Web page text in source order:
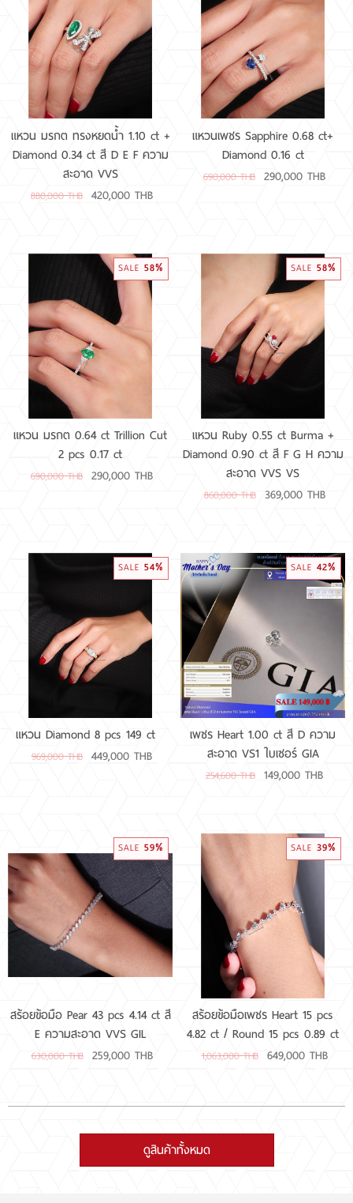
แหวน มรกต ทรงหยดน้ำ 1.10 ct +
Diamond 0.34 ct สี D E F ความ
สะอาด VVS
880,000 THB 420,000 THB
แหวนเพชร Sapphire 0.68 ct+
Diamond 0.16 ct
690,000 THB 290,000 THB
SALE 58%
แหวน มรกต 0.64 ct Trillion Cut
2 pcs 0.17 ct
690,000 THB 290,000 THB
SALE 58%
แหวน Ruby 0.55 ct Burma +
Diamond 0.90 ct สี F G H ความ
สะอาด VVS VS
860,000 THB 369,000 THB
SALE 54%
แหวน Diamond 8 pcs 149 ct
969,000 THB 449,000 THB
SALE 42%
เพชร Heart 1.00 ct สี D ความ
สะอาด VS1 ใบเซอร์ GIA
254,600 THB 149,000 THB
SALE 59%
สร้อยข้อมือ Pear 43 pcs 4.14 ct สี
E ความสะอาด VVS GIL
630,000 THB 259,000 THB
SALE 39%
สร้อยข้อมือเพชร Heart 15 pcs
4.82 ct / Round 15 pcs 0.89 ct
1,063,000 THB 649,000 THB
ดูสินค้าทั้งหมด